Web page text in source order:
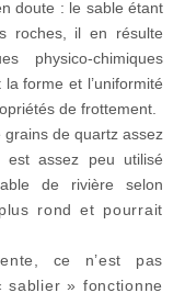
doute : le sable étant
roches, il en résulte
physico-chimiques
forme et l’uniformité
de frottement.
de quartz assez
est assez peu utilisé
de rivière selon
rond et pourrait
ce n’est pas
» fonctionne